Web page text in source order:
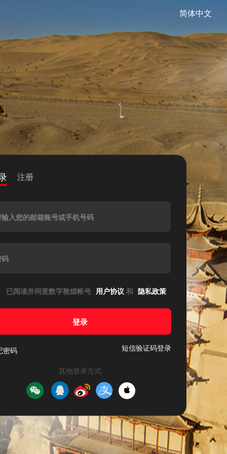
简体中文
注册
入您的邮箱账号或手机号码
已阅读并同意数字敦煌帐号 用户协议 和 隐私政策
登录
密码 短信验证码登录
其他登录方式